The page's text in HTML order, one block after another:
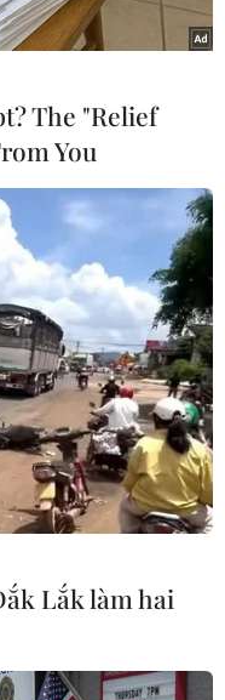
Cai
#Xe đầu kéo
lan
Lào Cai
The "Relief
You
Lắk làm hai